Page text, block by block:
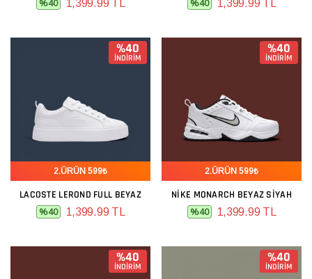
%40 1,399.99 TL %40 1,399.99 TL
%40
İNDİRİM
2.ÜRÜN 599₺
LACOSTE LEROND FULL BEYAZ
%40 1,399.99 TL
%40
İNDİRİM
2.ÜRÜN 599₺
NIKE MONARCH BEYAZ SIYAH
%40 1,399.99 TL
%40
İNDİRİM
%40
İNDİRİM